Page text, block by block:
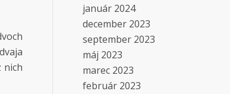
nich
január 2024
december 2023
september 2023
máj 2023
marec 2023
február 2023